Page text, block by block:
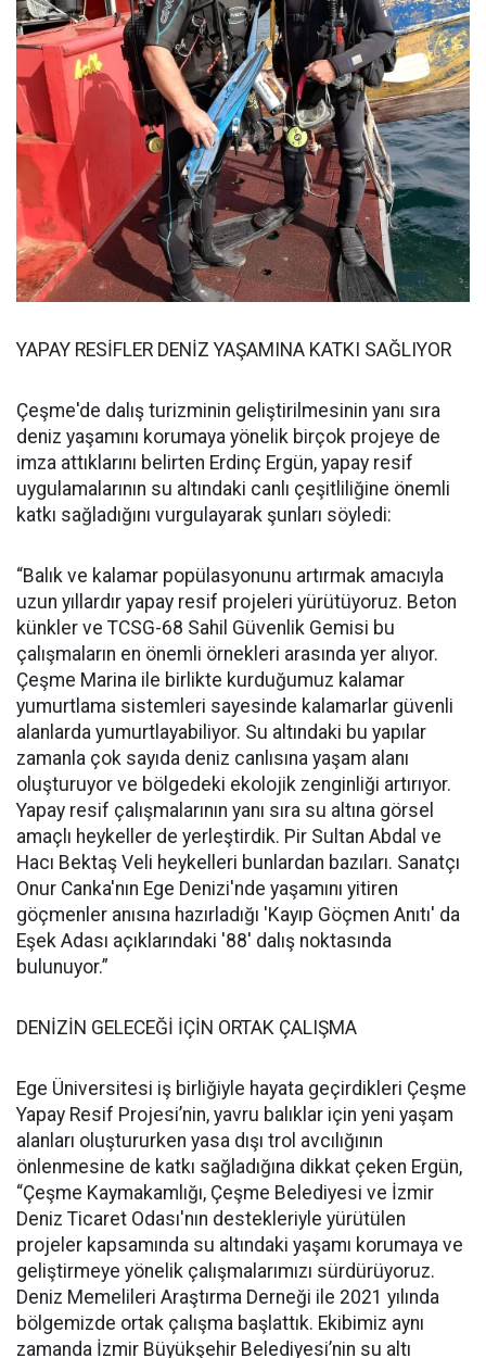
YAPAY RESİFLER DENİZ YAŞAMINA KATKI SAĞLIYOR
Çeşme'de dalış turizminin geliştirilmesinin yanı sıra
deniz yaşamını korumaya yönelik birçok projeye de
imza attıklarını belirten Erdinç Ergün, yapay resif
uygulamalarının su altındaki canlı çeşitliliğine önemli
katkı sağladığını vurgulayarak şunları söyledi:
“Balık ve kalamar popülasyonunu artırmak amacıyla
uzun yıllardır yapay resif projeleri yürütüyoruz. Beton
künkler ve TCSG-68 Sahil Güvenlik Gemisi bu
çalışmaların en önemli örnekleri arasında yer alıyor.
Çeşme Marina ile birlikte kurduğumuz kalamar
yumurtlama sistemleri sayesinde kalamarlar güvenli
alanlarda yumurtlayabiliyor. Su altındaki bu yapılar
zamanla çok sayıda deniz canlısına yaşam alanı
oluşturuyor ve bölgedeki ekolojik zenginliği artırıyor.
Yapay resif çalışmalarının yanı sıra su altına görsel
amaçlı heykeller de yerleştirdik. Pir Sultan Abdal ve
Hacı Bektaş Veli heykelleri bunlardan bazıları. Sanatçı
Onur Canka'nın Ege Denizi'nde yaşamını yitiren
göçmenler anısına hazırladığı 'Kayıp Göçmen Anıtı' da
Eşek Adası açıklarındaki '88' dalış noktasında
bulunuyor.”
DENİZİN GELECEĞİ İÇİN ORTAK ÇALIŞMA
Ege Üniversitesi iş birliğiyle hayata geçirdikleri Çeşme
Yapay Resif Projesi’nin, yavru balıklar için yeni yaşam
alanları oluştururken yasa dışı trol avcılığının
önlenmesine de katkı sağladığına dikkat çeken Ergün,
“Çeşme Kaymakamlığı, Çeşme Belediyesi ve İzmir
Deniz Ticaret Odası'nın destekleriyle yürütülen
projeler kapsamında su altındaki yaşamı korumaya ve
geliştirmeye yönelik çalışmalarımızı sürdürüyoruz.
Deniz Memelileri Araştırma Derneği ile 2021 yılında
bölgemizde ortak çalışma başlattık. Ekibimiz aynı
zamanda İzmir Büyükşehir Belediyesi’nin su altı